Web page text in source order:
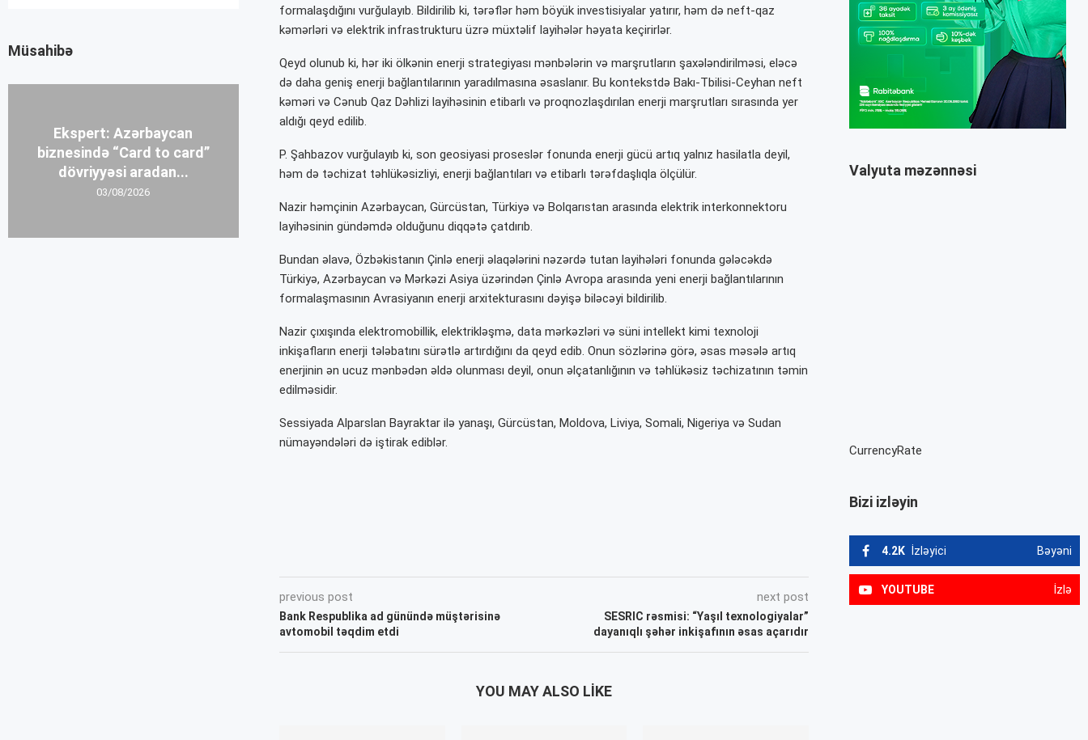
formalaşdığını vurğulayıb. Bildirilib ki, tərəflər həm böyük investisiyalar yatırır, həm də neft-qaz
kəmərləri və elektrik infrastrukturu üzrə müxtəlif layihələr həyata keçirirlər.
Qeyd olunub ki, hər iki ölkənin enerji strategiyası mənbələrin və marşrutların şaxələndirilməsi, eləcə
də daha geniş enerji bağlantılarının yaradılmasına əsaslanır. Bu kontekstdə Bakı-Tbilisi-Ceyhan neft
kəməri və Cənub Qaz Dəhlizi layihəsinin etibarlı və proqnozlaşdırılan enerji marşrutları sırasında yer
aldığı qeyd edilib.
P. Şahbazov vurğulayıb ki, son geosiyasi proseslər fonunda enerji gücü artıq yalnız hasilatla deyil,
həm də təchizat təhlükəsizliyi, enerji bağlantıları və etibarlı tərəfdaşlıqla ölçülür.
Nazir həmçinin Azərbaycan, Gürcüstan, Türkiyə və Bolqarıstan arasında elektrik interkonnektoru
layihəsinin gündəmdə olduğunu diqqətə çatdırıb.
Bundan əlavə, Özbəkistanın Çinlə enerji əlaqələrini nəzərdə tutan layihələri fonunda gələcəkdə
Türkiyə, Azərbaycan və Mərkəzi Asiya üzərindən Çinlə Avropa arasında yeni enerji bağlantılarının
formalaşmasının Avrasiyanın enerji arxitekturasını dəyişə biləcəyi bildirilib.
Nazir çıxışında elektromobillik, elektrikləşmə, data mərkəzləri və süni intellekt kimi texnoloji
inkişafların enerji tələbatını sürətlə artırdığını da qeyd edib. Onun sözlərinə görə, əsas məsələ artıq
enerjinin ən ucuz mənbədən əldə olunması deyil, onun əlçatanlığının və təhlükəsiz təchizatının təmin
edilməsidir.
Sessiyada Alparslan Bayraktarilə yanaşı, Gürcüstan, Moldova, Liviya, Somali, Nigeriya və Sudan
nümayəndələri də iştirak ediblər.
previous post
Bank Respublika ad günündə müştərisinə
avtomobil təqdim etdi
next post
SESRIC rəsmisi: “Yaşıl texnologiyalar”
dayanıqlı şəhər inkişafının əsas açarıdır
YOU MAY ALSO LIKE
Valyuta məzənnəsi
CurrencyRate
Bizi izləyin
4.2K İzləyici Bəyəni
YOUTUBE İzlə
Müsahibə
Ekspert: Azərbaycan
biznesində “Card to card”
dövriyyəsi aradan...
03/08/2026